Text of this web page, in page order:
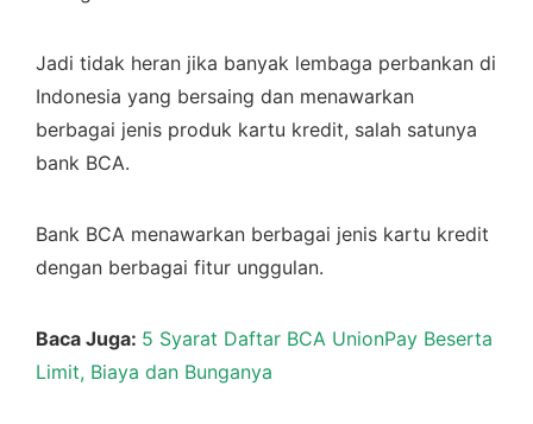
Jadi tidak heran jika banyak lembaga perbankan di
Indonesia yang bersaing dan menawarkan
berbagai jenis produk kartu kredit, salah satunya
bank BCA.
Bank BCA menawarkan berbagai jenis kartu kredit
dengan berbagai fitur unggulan.
Baca Juga: 5 Syarat Daftar BCA UnionPay Beserta
Limit, Biaya dan Bunganya